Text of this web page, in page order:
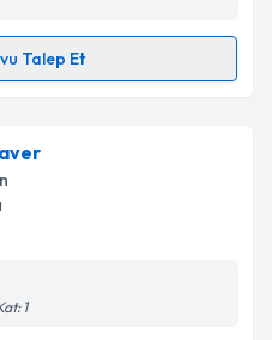
verilerimin belirtilen
kabul ediyorum.
Talep Et
Çolak
bu uzmandan randevu
e-posta ile
1